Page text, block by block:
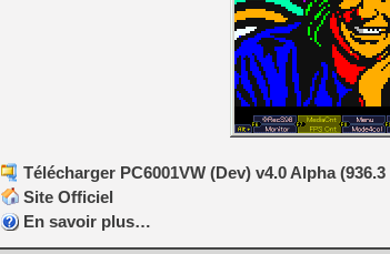
Télécharger PC6001VW (Dev) v4.0 Alpha
Site Officiel
En savoir plus…